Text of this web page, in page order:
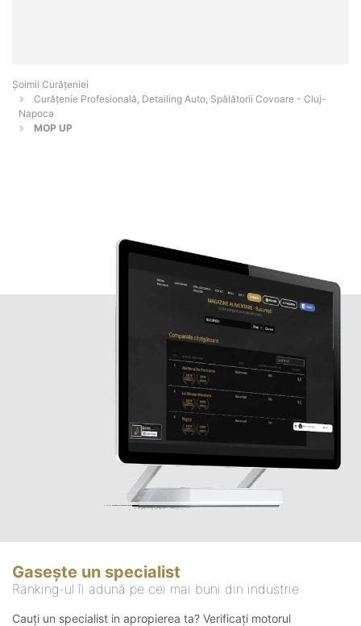
Șoimii Curățeniei
Curățenie Profesională, Detailing Auto, Spălătorii Covoare - Cluj-
Napoca
MOP UP
Gasește un specialist
Ranking-ul îi adună pe cei mai buni din industrie
Cauți un specialist in apropierea ta? Verificați motorul